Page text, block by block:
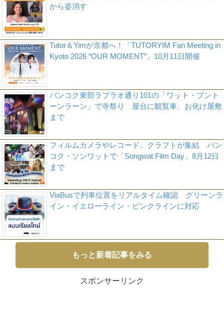
から姿消す
Tutor＆Yimが京都へ！「TUTORYIM Fan Meeting in
Kyoto 2026 “OUR MOMENT”」10月11日開催
バンコク東部ラプラオ通り101の「ワット・ブント
ーンラーン」で寺祭り 屋台に観覧車、お化け屋敷
まで
フィルムカメラやレコード、クラフトが集結 バン
コク・ソンワットで「Songwat Film Day」8月12日
まで
ViaBusで列車位置をリアルタイム確認 グリーンラ
イン・イエローライン・ピンクラインに対応
もっと新着記事をみる
スポンサーリンク